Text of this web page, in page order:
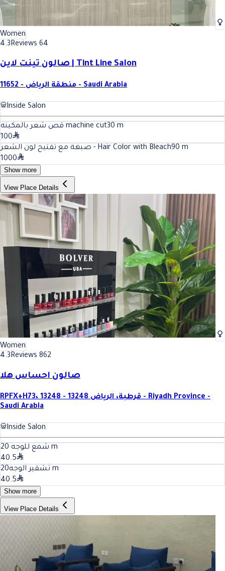
Women
4.3Reviews 64
صالون تينت لاين | Tint Line Salon
11652 - منطقة الرياض - Saudi Arabia
Inside Salon
قص شعر بالمكينه machine cut30 m
100
صبغة مع تفتيح لون الشعر - Hair Color with Bleach90 m
1000
Show more
View Place Details
Women
4.3Reviews 862
صالون احساس هلا
RPFX+H73، قرطبة، الرياض 13248 - 13248 - Riyadh Province -
Saudi Arabia
Inside Salon
شمع للوجه 20
m
40.5
تشقير الوجه20
m
40.5
Show more
View Place Details